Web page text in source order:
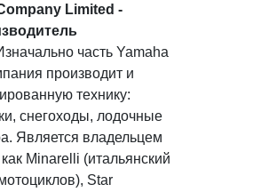
Limited -
часть Yamaha
производит и
технику:
снегоходы, лодочные
Является владельцем
Minarelli (итальянский
Star